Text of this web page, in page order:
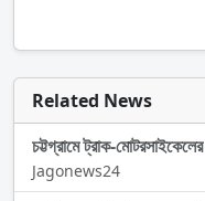
Related News
চট্টগ্রামে ট্রাক-
Jagonews24